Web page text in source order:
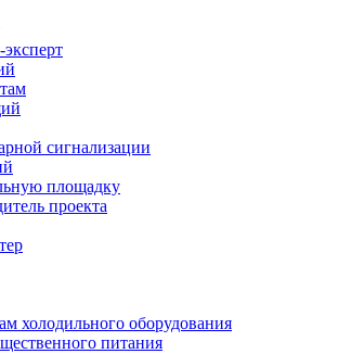
сигнализации
площадку
проекта
холодильного оборудования
питания